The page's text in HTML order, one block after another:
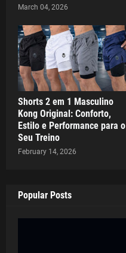
March 04, 2026
Shorts 2 em 1 Masculino
Kong Original: Conforto,
Estilo e Performance para o
Seu Treino
February 14, 2026
Popular Posts